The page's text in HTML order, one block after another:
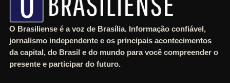
O Brasiliense é a voz de Brasília. Informação confiável,
jornalismo independente e os principais acontecimentos
da capital, do Brasil e do mundo para você compreender o
presente e participar do futuro.